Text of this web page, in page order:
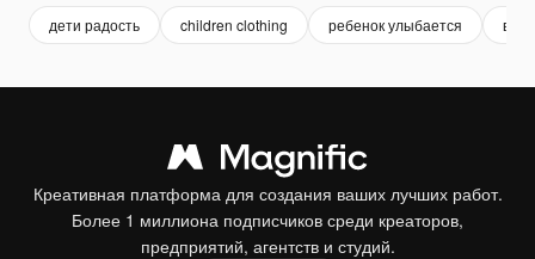
дети радость children clothing ребенок улыбается
Креативная платформа для создания ваших лучших работ.
Более 1 миллиона подписчиков среди креаторов,
предприятий, агентств и студий.